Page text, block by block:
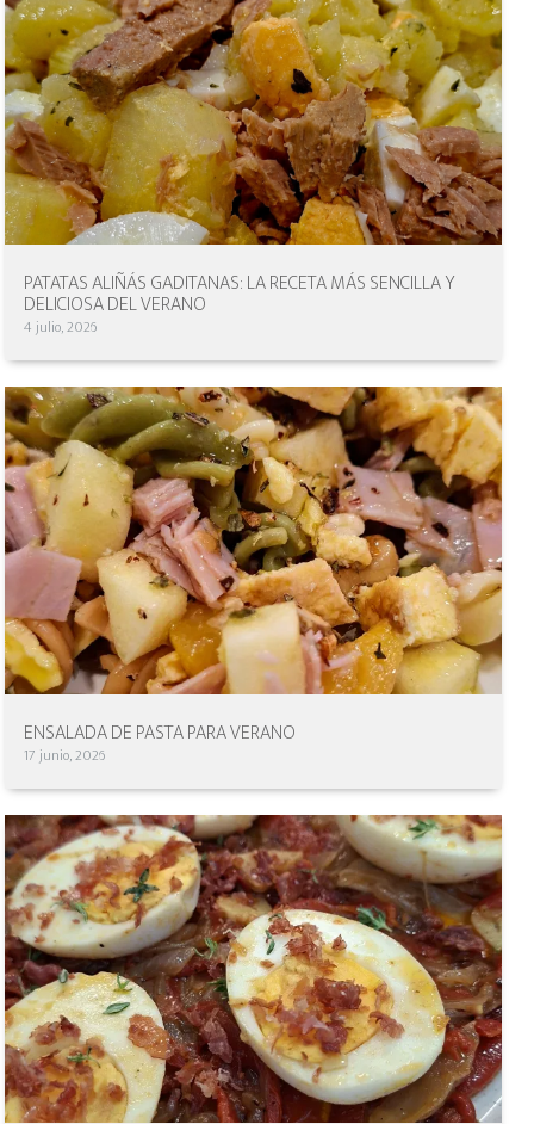
PATATAS ALIÑÁS GADITANAS: LA RECETA MÁS SENCILLA Y
DELICIOSA DEL VERANO
4 julio, 2026
ENSALADA DE PASTA PARA VERANO
17 junio, 2026